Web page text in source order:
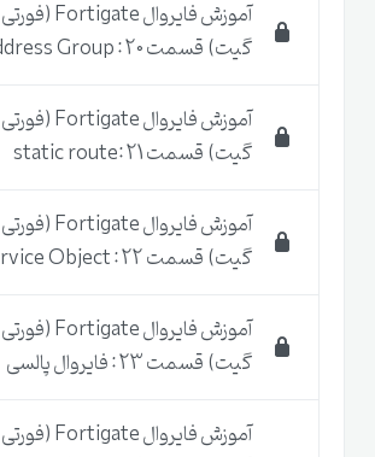
آموزش فایروال Fortigate (فورتی
گیت) قسمت 20 : Address Group
آموزش فایروال Fortigate (فورتی
گیت) قسمت 21 :static route
آموزش فایروال Fortigate (فورتی
گیت) قسمت 22 : Service Object
آموزش فایروال Fortigate (فورتی
گیت) قسمت 23 : فایروال پالسی
آموزش فایروال Fortigate (فورتی